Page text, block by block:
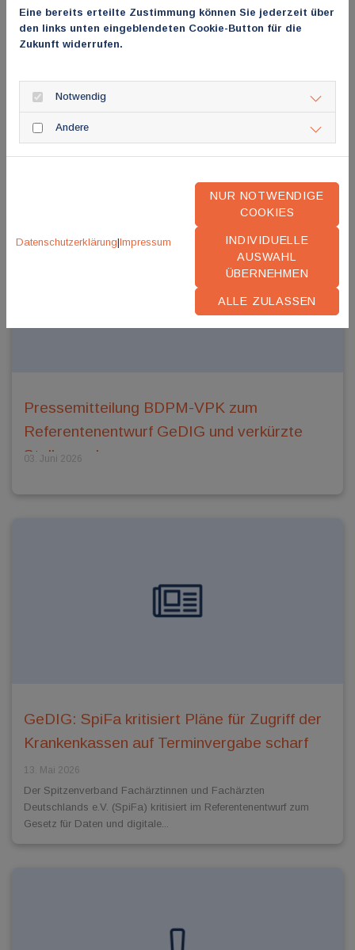
Weckruf für die Politik
10. Juni 2026
Berlin, 10. Juni 2026 – Vor dem Hintergrund der heutigen
bundesweiten Ärzteproteste mahnt der Spitzenverband
Pressemitteilung BDPM-VPK zum
Referentenentwurf GeDIG und verkürzte
Stellungnahme
03. Juni 2026
GeDIG: SpiFa kritisiert Pläne für Zugriff der
Krankenkassen auf Terminvergabe scharf
13. Mai 2026
Der Spitzenverband Fachärztinnen und Fachärzten
Deutschlands e.V. (SpiFa) kritisiert im Referentenentwurf zum
Gesetz für Daten und digitale...
Eine bereits erteilte Zustimmung können Sie jederzeit über
den links unten eingeblendeten Cookie-Button für die
Zukunft widerrufen.
Notwendig
Andere
Datenschutzerklärung|Impressum
NUR NOTWENDIGE
COOKIES
INDIVIDUELLE
AUSWAHL
ÜBERNEHMEN
ALLE ZULASSEN